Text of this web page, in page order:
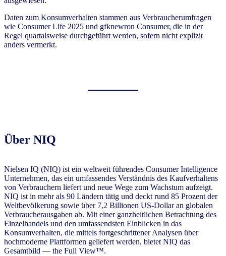
Daten zum Konsumverhalten stammen aus Verbraucherumfragen
wie Consumer Life 2025 und gfknewron Consumer, die in der
Regel quartalsweise durchgeführt werden, sofern nicht explizit
anders vermerkt.
Über NIQ
Nielsen IQ (NIQ) ist ein weltweit führendes Consumer Intelligence
Unternehmen, das ein umfassendes Verständnis des Kaufverhaltens
von Verbrauchern liefert und neue Wege zum Wachstum aufzeigt.
NIQ ist in mehr als 90 Ländern tätig und deckt rund 85 Prozent der
Weltbevölkerung sowie über 7,2 Billionen US-Dollar an globalen
Verbraucherausgaben ab. Mit einer ganzheitlichen Betrachtung des
Einzelhandels und den umfassendsten Einblicken in das
Konsumverhalten, die mittels fortgeschrittener Analysen über
hochmoderne Plattformen geliefert werden, bietet NIQ das
Gesamtbild — the Full View™.